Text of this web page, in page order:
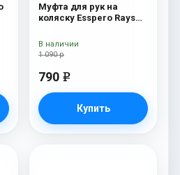
Муфта для рук на
коляску Esspero Rays
1 090 р
790 e
Купить
В наличии